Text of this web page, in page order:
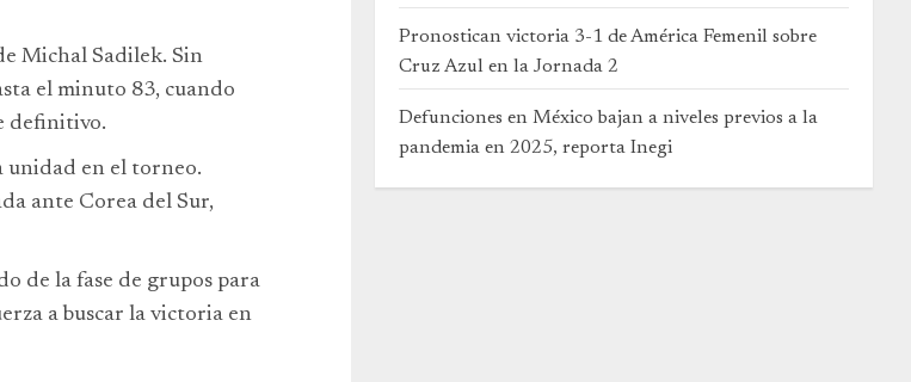
Michal Sadilek. Sin
el minuto 83, cuando
definitivo.
unidad en el torneo.
ante Corea del Sur,
de la fase de grupos para
a buscar la victoria en
Pronostican victoria 3-1 de América Femenil sobre
Cruz Azul en la Jornada 2
Defunciones en México bajan a niveles previos a la
pandemia en 2025, reporta Inegi